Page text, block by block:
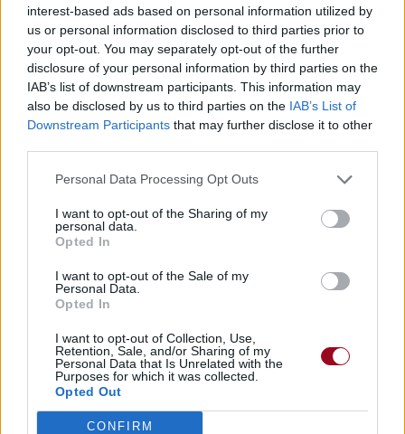
interest-based ads based on personal information utilized by
us or personal information disclosed to third parties prior to
your opt-out. You may separately opt-out of the further
disclosure of your personal information by third parties on the
IAB’s list of downstream participants. This information may
also be disclosed by us to third parties on the IAB’s List of
Downstream Participants that may further disclose it to other
Personal Data Processing Opt Outs
I want to opt-out of the Sharing of my
personal data.
Opted In
I want to opt-out of the Sale of my
Personal Data.
Opted In
I want to opt-out of Collection, Use,
Retention, Sale, and/or Sharing of my
Personal Data that Is Unrelated with the
Purposes for which it was collected.
Opted Out
CONFIRM